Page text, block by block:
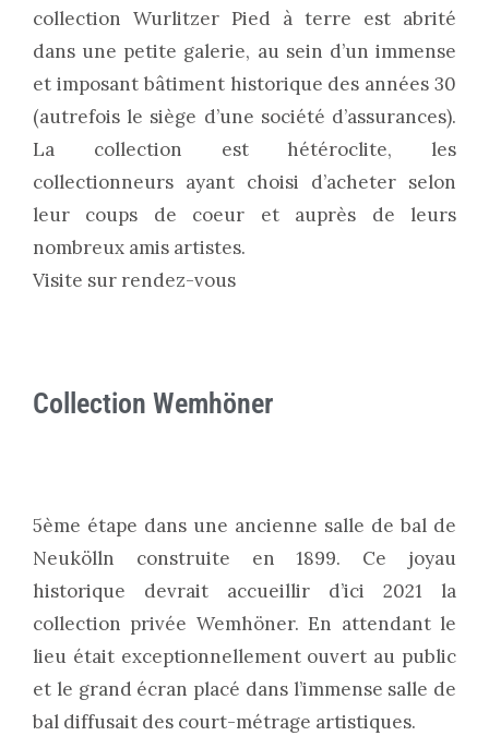
collection Wurlitzer Pied à terre est abrité
dans une petite galerie, au sein d’un immense
et imposant bâtiment historique des années 30
(autrefois le siège d’une société d’assurances).
La collection est hétéroclite, les
collectionneurs ayant choisi d’acheter selon
leur coups de coeur et auprès de leurs
nombreux amis artistes.
Visite sur rendez-vous
Collection Wemhöner
5ème étape dans une ancienne salle de bal de
Neukölln construite en 1899. Ce joyau
historique devrait accueillir d’ici 2021 la
collection privée Wemhöner. En attendant le
lieu était exceptionnellement ouvert au public
et le grand écran placé dans l’immense salle de
bal diffusait des court-métrage artistiques.